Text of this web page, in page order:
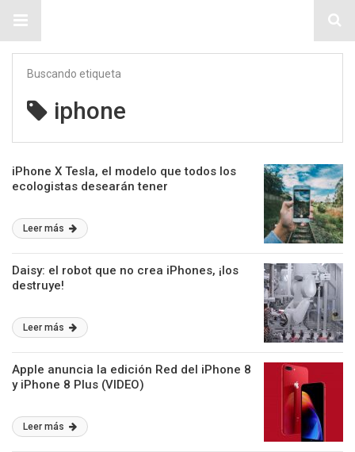
Buscando etiqueta
iphone
iPhone X Tesla, el modelo que todos los
ecologistas desearán tener
Leer más
Daisy: el robot que no crea iPhones, ¡los
destruye!
Leer más
Apple anuncia la edición Red del iPhone 8
y iPhone 8 Plus (VIDEO)
Leer más